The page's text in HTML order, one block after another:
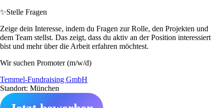
✨Stelle Fragen
Zeige dein Interesse, indem du Fragen zur Rolle, den Projekten und
dem Team stellst. Das zeigt, dass du aktiv an der Position interessiert
bist und mehr über die Arbeit erfahren möchtest.
Wir suchen Promoter (m/w/d)
Temmel-Fundraising GmbH
Standort: München